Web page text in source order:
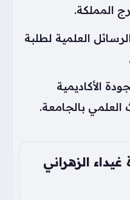
المملكة.
العلمية لطلبة
الأكاديمية
بالجامعة.
غيداء الزهراني